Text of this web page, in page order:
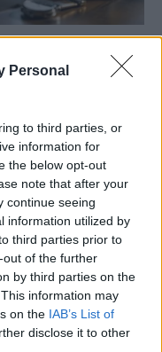
Personal
to third parties, or
information for
the below opt-out
note that after your
continue seeing
information utilized by
third parties prior to
of the further
by third parties on the
information may
on the IAB’s List of
disclose it to other